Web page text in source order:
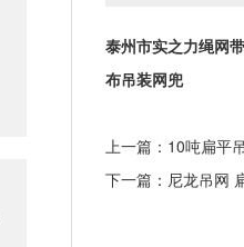
泰州市实之力绳网
布吊装网兜
上一篇： 10吨扁平
下一篇： 尼龙吊网